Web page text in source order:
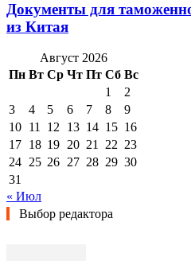
Документы для
из Китая
Август 2026
Пн Вт Ср Чт Пт Сб Вс
1
2
3
4 5 6 7 8
9
10 11 12 13 14 15 16
17 18 19 20 21 22 23
24 25 26 27 28 29 30
31
« Июл
Выбор редактора